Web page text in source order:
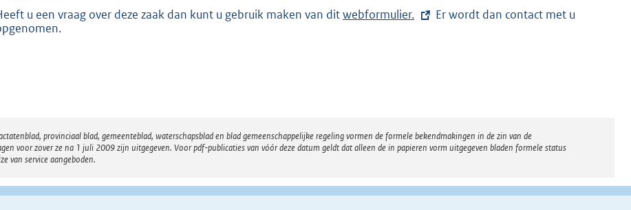
u een vraag over deze zaak dan kunt u gebruik maken van ditE
n
k
webformulier.
Er wordt dan contact met u
provinciaal blad, gemeenteblad, waterschapsblad en blad gemeenschappelijke regeling vormen de formele bekendmakingen in de zin van de
voor zover ze na 1 juli 2009 zijn uitgegeven. Voor pdf-publicaties van vóór deze datum geldt dat alleen de in papieren vorm uitgegeven bladen formele status
van service aangeboden.